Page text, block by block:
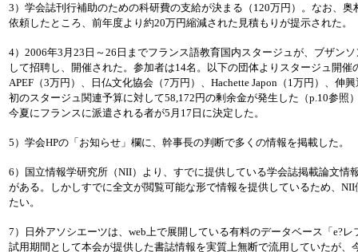
3）学会誌刊行補助のための科研費の支給が決まる（120万円）。なお、
依頼したところ、前年度より約20万円縮減された見積もりが提示された。
4）2006年3月23日～26日までフランス語教育国内スタージュが、ブザン
して招聘し、開催された。参加者は14名。以下の団体よりスタージュ開
APEF（3万円）、日仏文化協会（7万円）、Hachette Japon（1万円）、伸
初のスタージュ関連予算に対して58,172円の剰余金が発生した（p.10参照
今夏にフランスに派遣される者が5月17日に決定した。
5）学会HPの「お知らせ」欄に、幹事長の判断で多くの情報を掲載した。
6）国立情報学研究所（NII）より、すでに提供している学会誌掲載論文情
がある。しかしすでに全文が閲覧可能な形で情報を提供しているため、
たい。
7）日外アソシエーツは、web上で展開している有料のデータベース「e?
試用期間として本会が提供した書誌情報を実質上無断で流用していたが、